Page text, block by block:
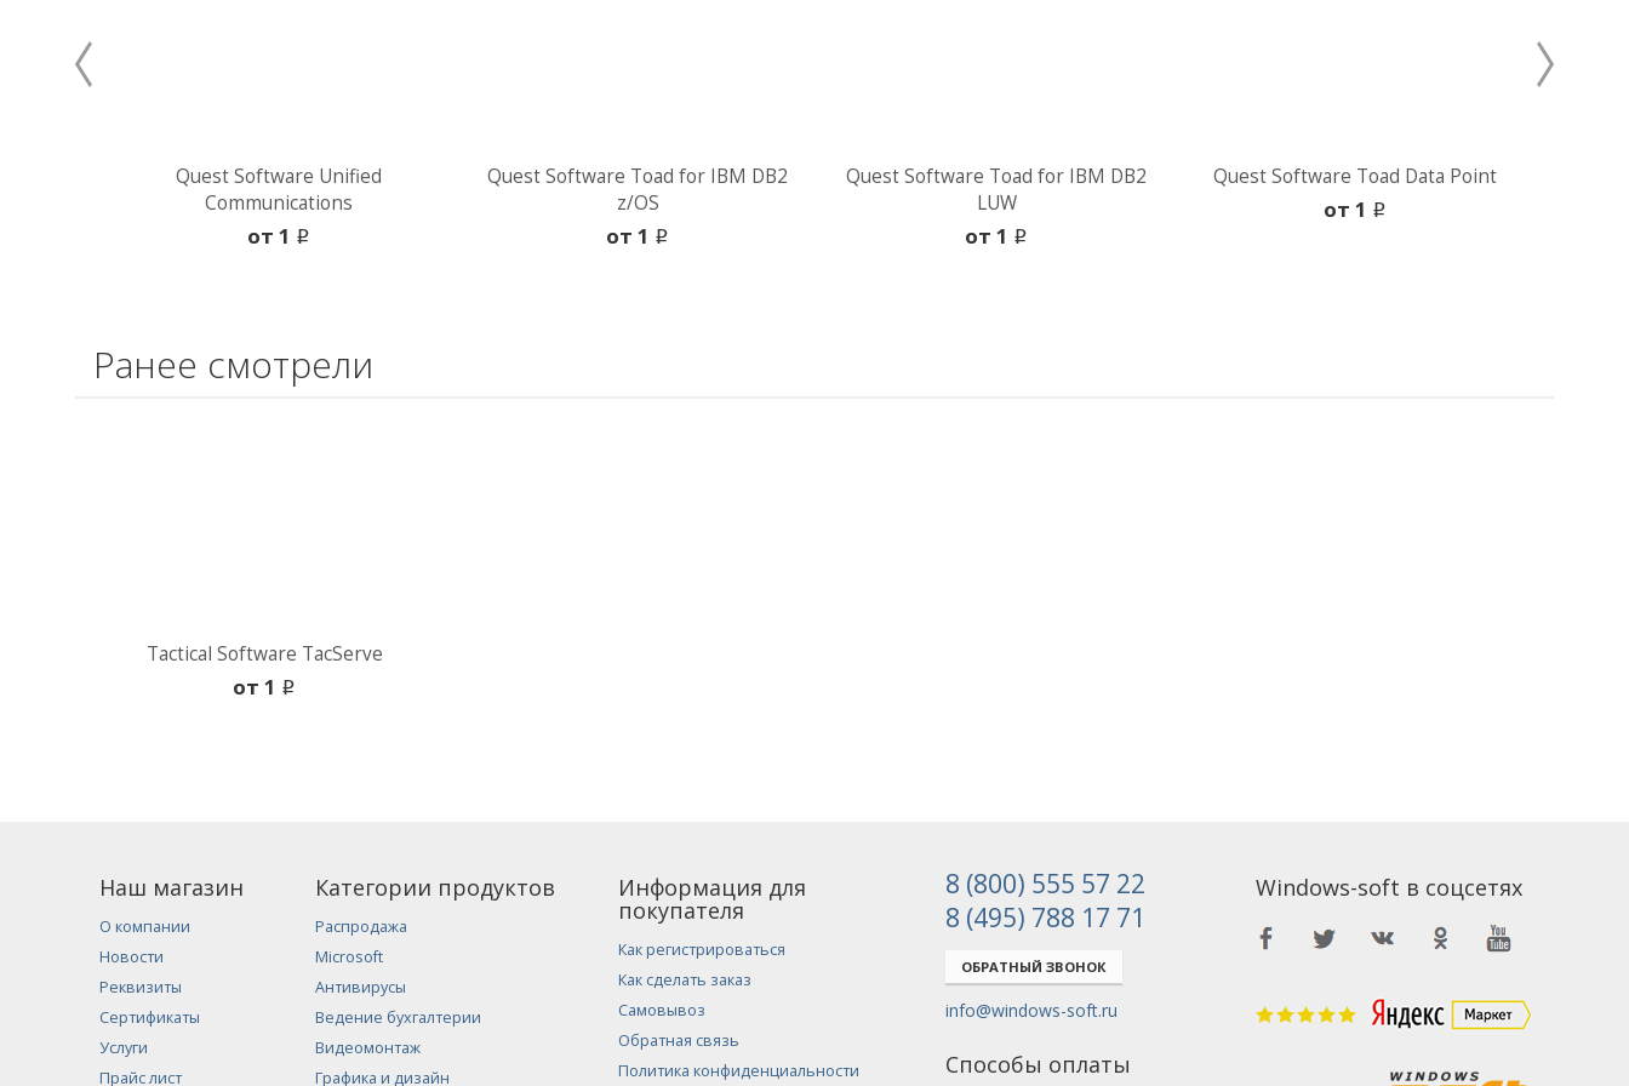
Quest Software Unified
Communications
oт 1 i
Quest Software Toad for IBM DB2
z/OS
oт 1 i
Quest Software Toad for IBM DB2
LUW
oт 1 i
Quest Software Toad Data Point
oт 1 i
Ранее смотрели
Tactical Software TacServe
oт 1 i
Наш магазин
О компании
Новости
Реквизиты
Сертификаты
Услуги
Прайс лист
Категории продуктов
Распродажа
Microsoft
Антивирусы
Ведение бухгалтерии
Видеомонтаж
Графика и дизайн
Информация для
покупателя
Как регистрироваться
Как сделать заказ
Самовывоз
Обратная связь
Политика конфиденциальности
8 (800) 555 57 22
8 (495) 788 17 71
ОБРАТНЫЙ ЗВОНОК
info@windows-soft.ru
Windows-soft в соцсетях
Способы оплаты